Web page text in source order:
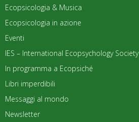
Ecopsicologia & Musica
Ecopsicologia in azione
Eventi
IES – International Ecopsychology Society
In programma a Ecopsiché
Libri imperdibili
Messaggi al mondo
Newsletter